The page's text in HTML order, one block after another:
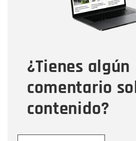
¿Tienes algún
comentario
contenido?
Tipo de comentario
Mensaje